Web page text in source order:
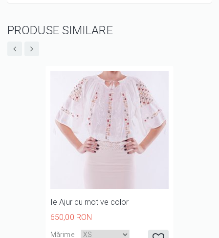
PRODUSE SIMILARE
Ie Ajur cu motive color
650,00 RON
it
it
it
Mărime